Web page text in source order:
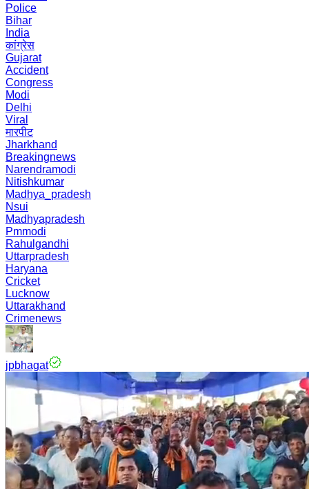
Police
Bihar
India
कांग्रेस
Gujarat
Accident
Congress
Modi
Delhi
Viral
मारपीट
Jharkhand
Breakingnews
Narendramodi
Nitishkumar
Madhya_pradesh
Nsui
Madhyapradesh
Pmmodi
Rahulgandhi
Uttarpradesh
Haryana
Cricket
Lucknow
Uttarakhand
Crimenews
jpbhagat